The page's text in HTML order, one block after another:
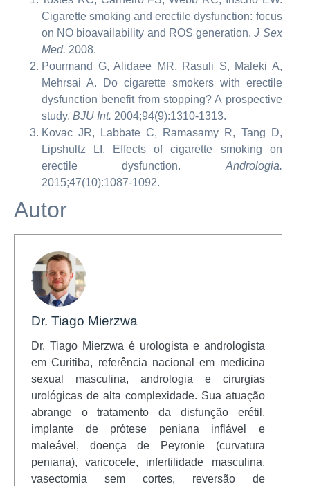
Cigarette smoking and erectile dysfunction: focus
on NO bioavailability and ROS generation.J Sex
Med. 2008.
Pourmand G, Alidaee MR, Rasuli S, Maleki A,
Mehrsai A. Do cigarette smokers with erectile
dysfunction benefit from stopping? A prospective
study. BJU Int. 2004;94(9):1310-1313.
Kovac JR, Labbate C, Ramasamy R, Tang D,
Lipshultz LI. Effects of cigarette smoking on
erectile dysfunction. Andrologia.
2015;47(10):1087-1092.
Autor
Dr. Tiago Mierzwa
Dr. Tiago Mierzwa é urologista e andrologista
em Curitiba, referência nacional em medicina
sexual masculina, andrologia e cirurgias
urológicas de alta complexidade. Sua atuação
abrange o tratamento da disfunção erétil,
implante de prótese peniana inflável e
maleável, doença de Peyronie (curvatura
peniana), varicocele, infertilidade masculina,
vasectomia sem cortes, reversão de